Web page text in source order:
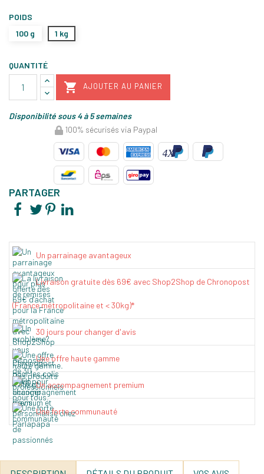
POIDS
100 g
1 kg
QUANTITÉ
 AJOUTER AU PANIER
Disponibilité sous 4 à 5 semaines
100% sécurisés via Paypal
PARTAGER
Un parrainage avantageux
Livraison gratuite dès 69€ avec Shop2Shop de Chronopost
(France métropolitaine et < 30kg)*
30 jours pour changer d'avis
Une offre haute gamme
Un accompagnement premium
Une forte communauté